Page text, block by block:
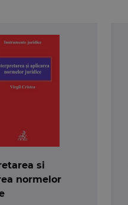
si
normelor